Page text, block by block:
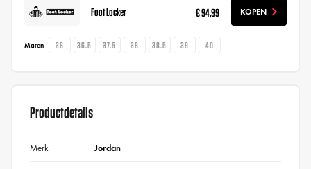
Foot Locker € 94,99 KOPEN
Maten 36 36.5 37.5 38 38.5 39 40
Productdetails
Merk Jordan